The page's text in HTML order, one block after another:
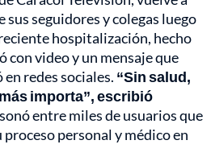
seguidores y colegas luego
hospitalización, hecho
con video y un mensaje que
redes sociales. “Sin salud,
importa”, escribió
entre miles de usuarios que
proceso personal y médico en